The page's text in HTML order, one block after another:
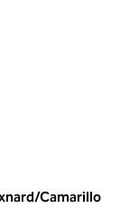
Camarillo